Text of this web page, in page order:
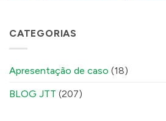
CATEGORIAS
Apresentação de caso (18)
BLOG JTT (207)